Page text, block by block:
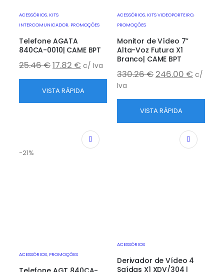
VISTA RÁPIDA
ACESSÓRIOS, KITS
INTERCOMUNICADOR, PROMOÇÕES
Telefone AGATA
840CA-0010| CAME BPT
25.46€17.82 € c/ Iva
VISTA RÁPIDA
ACESSÓRIOS, KITS VIDEOPORTEIRO,
PROMOÇÕES
Monitor de Vídeo 7”
Alta-Voz Futura X1
Branco| CAME BPT
330.26€ 246.00 € c/
Iva
-21%
ACESSÓRIOS, PROMOÇÕES
ACESSÓRIOS
Derivador de Vídeo 4
Saídas X1 XDV/304 |